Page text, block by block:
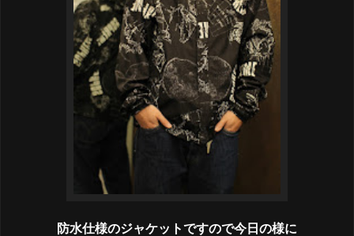
防水仕様のジャケットですので今日の様に